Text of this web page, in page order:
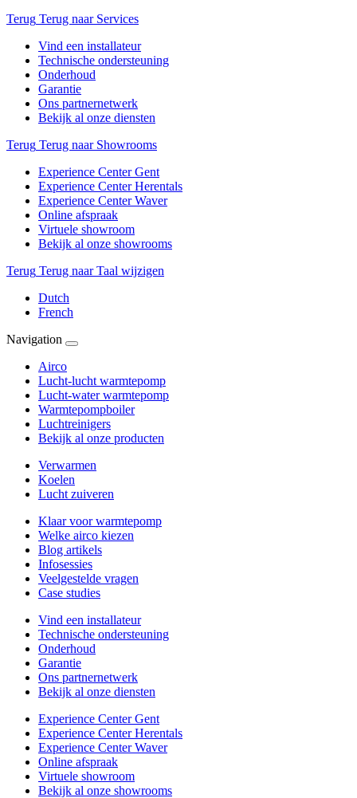
Terug Terug naar Services
Vind een installateur
Technische ondersteuning
Onderhoud
Garantie
Ons partnernetwerk
Bekijk al onze diensten
Terug Terug naar Showrooms
Experience Center Gent
Experience Center Herentals
Experience Center Waver
Online afspraak
Virtuele showroom
Bekijk al onze showrooms
Terug Terug naar Taal wijzigen
Dutch
French
Navigation
Airco
Lucht-lucht warmtepomp
Lucht-water warmtepomp
Warmtepompboiler
Luchtreinigers
Bekijk al onze producten
Verwarmen
Koelen
Lucht zuiveren
Klaar voor warmtepomp
Welke airco kiezen
Blog artikels
Infosessies
Veelgestelde vragen
Case studies
Vind een installateur
Technische ondersteuning
Onderhoud
Garantie
Ons partnernetwerk
Bekijk al onze diensten
Experience Center Gent
Experience Center Herentals
Experience Center Waver
Online afspraak
Virtuele showroom
Bekijk al onze showrooms